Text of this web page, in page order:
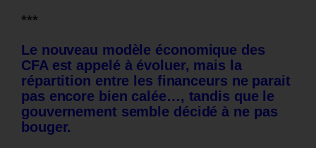
***
Le nouveau modèle économique des
CFA est appelé à évoluer, mais la
répartition entre les financeurs ne parait
pas encore bien calée…, tandis que le
gouvernement semble décidé à ne pas
bouger.